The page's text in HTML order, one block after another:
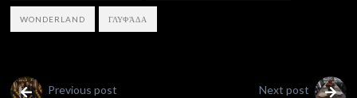
WONDERLAND ΓΛΥΦΆΔΑ
Previous post Next post